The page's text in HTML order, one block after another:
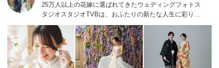
25万人以上の花嫁に選ばれてきたウェディングフォトス
タジオ スタジオTVBは、おふたりの新たな人生に彩りを
添える“最高のウェディングフォト”のお手伝いをさせて
いただきます。1枚の写真のチカラを信じて